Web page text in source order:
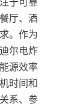
厅、酒
。作为
尔电炸
源效率
时间和
系、参